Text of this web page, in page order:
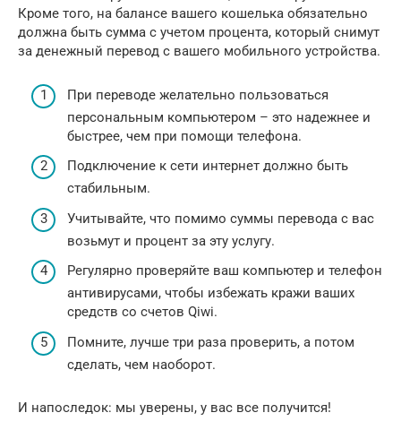
Кроме того, на балансе вашего кошелька обязательно
должна быть сумма с учетом процента, который снимут
за денежный перевод с вашего мобильного устройства.
При переводе желательно пользоваться
персональным компьютером – это надежнее и
быстрее, чем при помощи телефона.
Подключение к сети интернет должно быть
стабильным.
Учитывайте, что помимо суммы перевода с вас
возьмут и процент за эту услугу.
Регулярно проверяйте ваш компьютер и телефон
антивирусами, чтобы избежать кражи ваших
средств со счетов Qiwi.
Помните, лучше три раза проверить, а потом
сделать, чем наоборот.
И напоследок: мы уверены, у вас все получится!